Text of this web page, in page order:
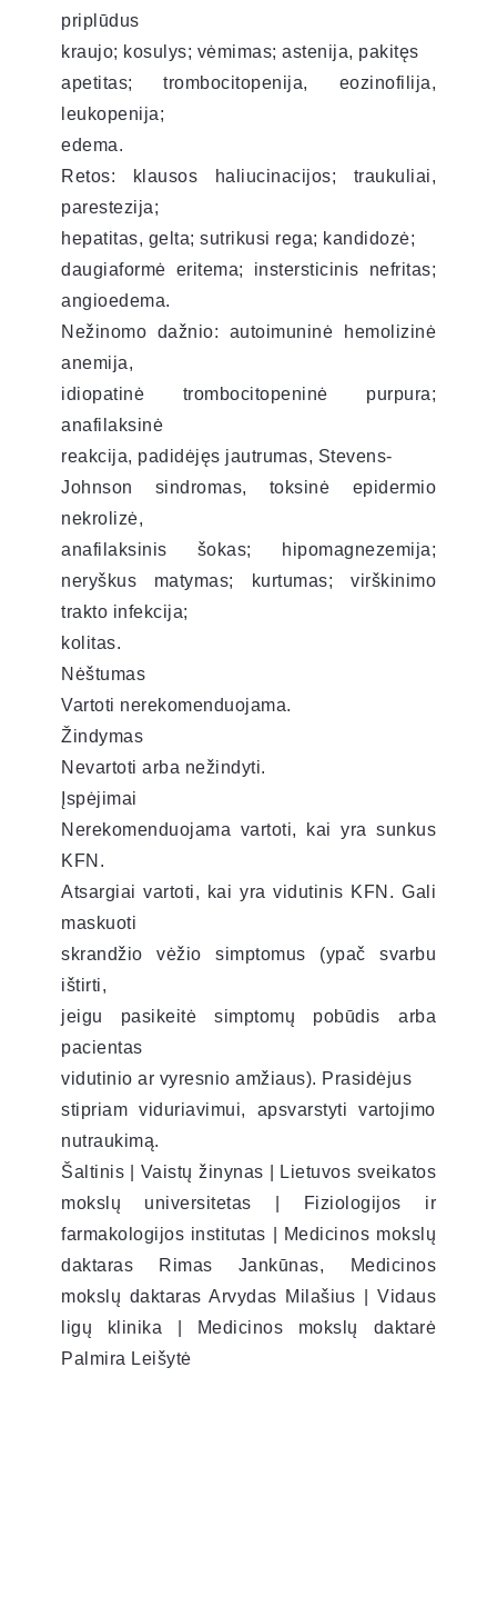
priplūdus
kraujo; kosulys; vėmimas; astenija, pakitęs
apetitas; trombocitopenija, eozinofilija,
leukopenija;
edema.
Retos: klausos haliucinacijos; traukuliai,
parestezija;
hepatitas, gelta; sutrikusi rega; kandidozė;
daugiaformė eritema; instersticinis nefritas;
angioedema.
Nežinomo dažnio: autoimuninė hemolizinė
anemija,
idiopatinė trombocitopeninė purpura;
anafilaksinė
reakcija, padidėjęs jautrumas, Stevens-
Johnson sindromas, toksinė epidermio
nekrolizė,
anafilaksinis šokas; hipomagnezemija;
neryškus matymas; kurtumas; virškinimo
trakto infekcija;
kolitas.
Nėštumas
Vartoti nerekomenduojama.
Žindymas
Nevartoti arba nežindyti.
Įspėjimai
Nerekomenduojama vartoti, kai yra sunkus
KFN.
Atsargiai vartoti, kai yra vidutinis KFN. Gali
maskuoti
skrandžio vėžio simptomus (ypač svarbu
ištirti,
jeigu pasikeitė simptomų pobūdis arba
pacientas
vidutinio ar vyresnio amžiaus). Prasidėjus
stipriam viduriavimui, apsvarstyti vartojimo
nutraukimą.
Šaltinis | Vaistų žinynas | Lietuvos sveikatos
mokslų universitetas | Fiziologijos ir
farmakologijos institutas | Medicinos mokslų
daktaras Rimas Jankūnas, Medicinos
mokslų daktaras Arvydas Milašius | Vidaus
ligų klinika | Medicinos mokslų daktarė
Palmira Leišytė